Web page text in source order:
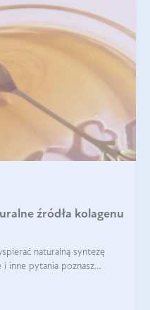
źródła kolagenu
naturalną syntezę
inne pytania poznasz